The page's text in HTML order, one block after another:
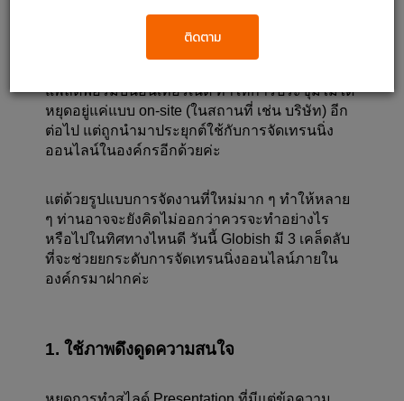
ประสิทธิภาพ
แพลตฟอร์มบนอินเทอร์เน็ต ทำให้การประชุมไม่ได้
หยุดอยู่แค่แบบ on-site (ในสถานที่ เช่น บริษัท) อีก
ต่อไป แต่ถูกนำมาประยุกต์ใช้กับการจัดเทรนนิ่ง
ออนไลน์ในองค์กรอีกด้วยค่ะ
แต่ด้วยรูปแบบการจัดงานที่ใหม่มาก ๆ ทำให้หลาย
ๆ ท่านอาจจะยังคิดไม่ออกว่าควรจะทำอย่างไร
หรือไปในทิศทางไหนดี วันนี้ Globish มี 3 เคล็ดลับ
ที่จะช่วยยกระดับการจัดเทรนนิ่งออนไลน์ภายใน
องค์กรมาฝากค่ะ
1. ใช้ภาพดึงดูดความสนใจ
ติดตาม